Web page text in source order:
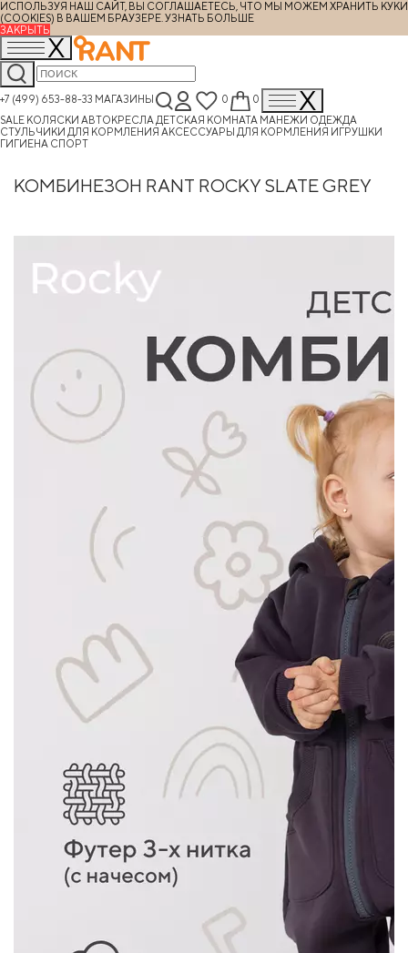
ИСПОЛЬЗУЯ НАШ САЙТ, ВЫ СОГЛАШАЕТЕСЬ, ЧТО МЫ МОЖЕМ ХРАНИТЬ КУКИ
(COOKIES) В ВАШЕМ БРАУЗЕРЕ. УЗНАТЬ БОЛЬШЕ
ЗАКРЫТЬ
+7 (499) 653-88-33 МАГАЗИНЫ 0
0
SALE КОЛЯСКИ АВТОКРЕСЛА ДЕТСКАЯ КОМНАТА МАНЕЖИ ОДЕЖДА
СТУЛЬЧИКИ ДЛЯ КОРМЛЕНИЯ АКСЕССУАРЫ ДЛЯ КОРМЛЕНИЯ ИГРУШКИ
ГИГИЕНА СПОРТ
КОМБИНЕЗОН RANT ROCKY SLATE GREY